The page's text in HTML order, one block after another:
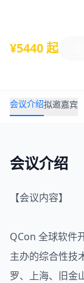
¥5440 起
会议介绍拟邀嘉宾
会议介绍
【会议内容】
QCon 全球软件
主办的综合性技
罗、上海、旧金